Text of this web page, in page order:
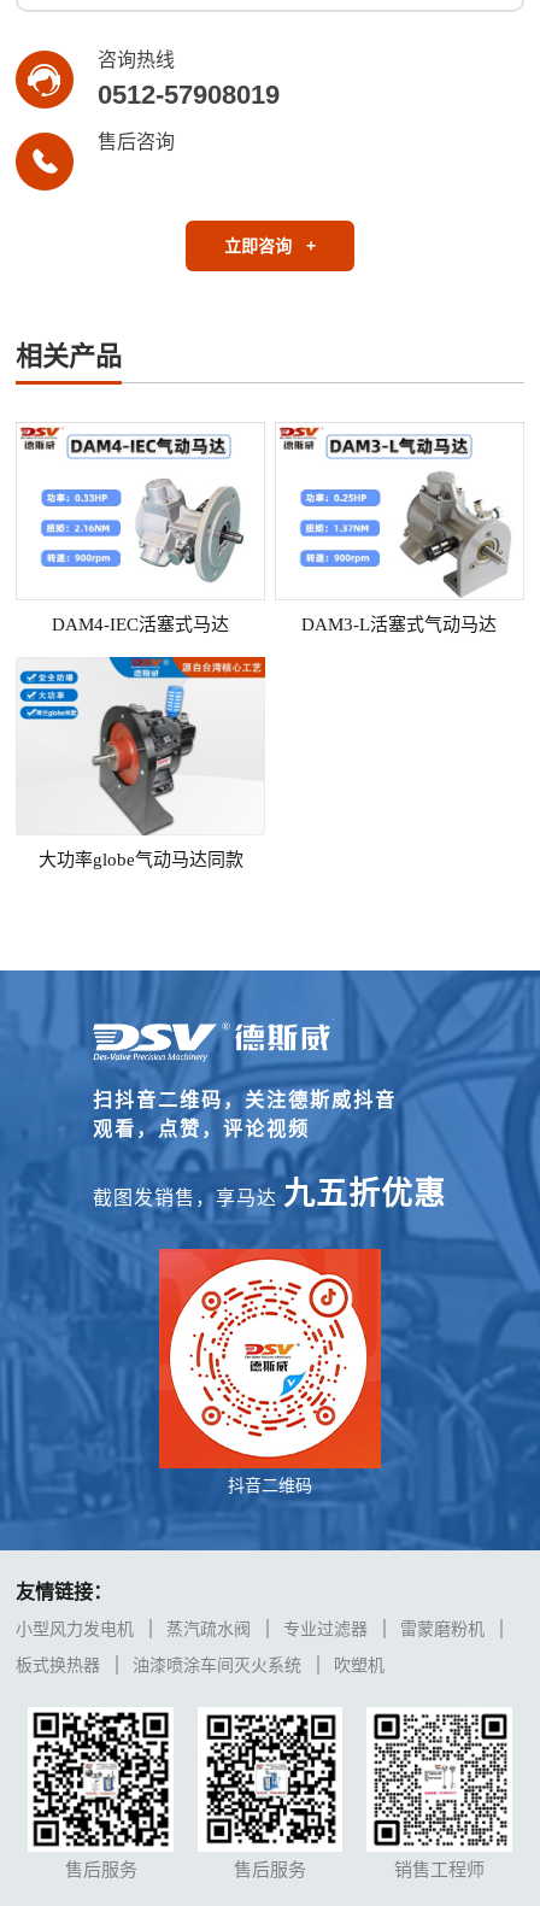
咨询热线
0512-57908019
售后咨询
立即咨询 +
相关产品
DAM4-IEC活塞式马达 DAM3-L活塞式气动马达
大功率globe气动马达同款
扫抖音二维码，关注德斯威抖音
观看，点赞，评论视频
截图发销售，享马达 九五折优惠
抖音二维码
友情链接：
小型风力发电机 蒸汽疏水阀 专业过滤器
雷蒙磨粉机
板式换热器
油漆喷涂车间灭火系统 吹塑机
售后服务 售后服务 销售工程师